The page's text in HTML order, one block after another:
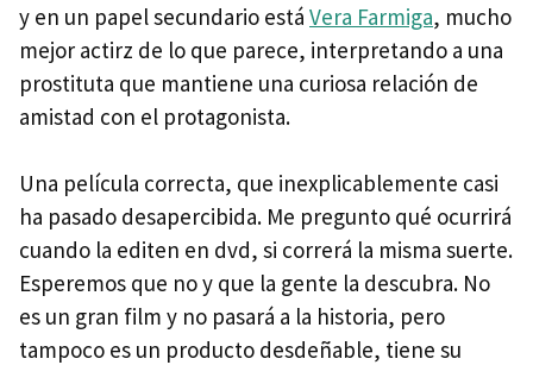
y en un papel secundario está Vera Farmiga, mucho
mejor actirz de lo que parece, interpretando a una
prostituta que mantiene una curiosa relación de
amistad con el protagonista.
Una película correcta, que inexplicablemente casi
ha pasado desapercibida. Me pregunto qué ocurrirá
cuando la editen en dvd, si correrá la misma suerte.
Esperemos que no y que la gente la descubra. No
es un gran film y no pasará a la historia, pero
tampoco es un producto desdeñable, tiene su